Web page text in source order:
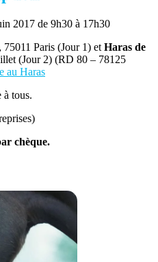
2017 de 9h30 à 17h30
Paris (Jour 1) et Haras de
(Jour 2) (RD 80 – 78125
au Haras
à tous.
chèque.